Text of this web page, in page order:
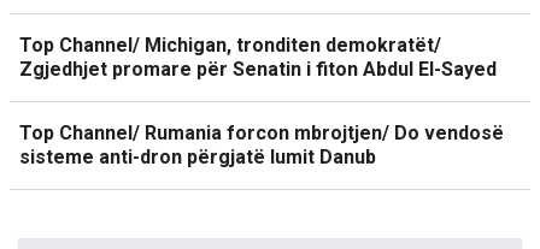
Top Channel/ Michigan, tronditen demokratët/
Zgjedhjet promare për Senatin i fiton Abdul El-Sayed
Top Channel/ Rumania forcon mbrojtjen/ Do vendosë
sisteme anti-dron përgjatë lumit Danub